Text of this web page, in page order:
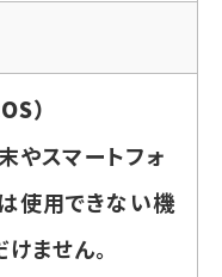
）
やスマートフォ
使用できない機
ません。